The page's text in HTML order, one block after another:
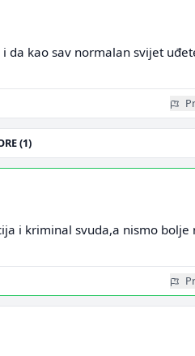
da kao sav normalan svijet
(1)
i kriminal svuda,a nismo bolje